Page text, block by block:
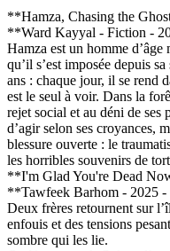
**Hamza, Chasing the
**Ward Kayyal - Fiction -
Hamza est un homme
qu’il s’est imposée depuis
ans : chaque jour, il se rend
est le seul à voir. Dans la
rejet social et au déni de ses
d’agir selon ses croyances,
blessure ouverte : le
les horribles souvenirs de
**I'm Glad You're Dead
**Tawfeek Barhom - 2025 -
Deux frères retournent sur
enfouis et des tensions
sombre qui les lie.